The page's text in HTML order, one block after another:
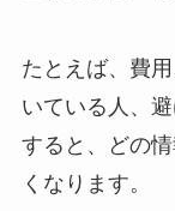
たとえば、費
いている人、
すると、どの
くなります。